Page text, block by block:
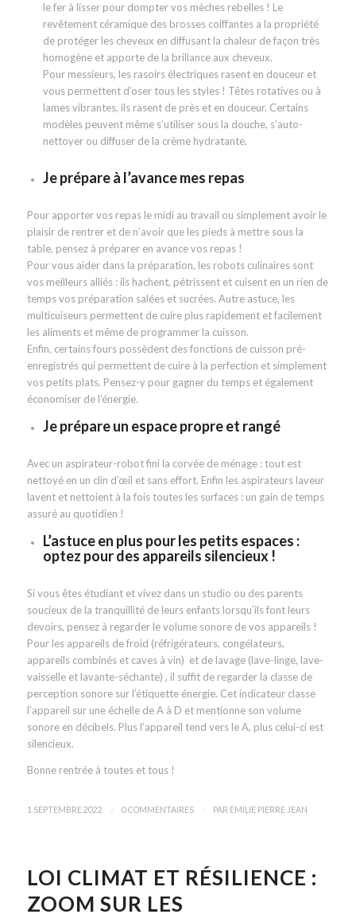
le fer à lisser pour dompter vos mèches rebelles ! Le
revêtement céramique des brosses coiffantes a la propriété
de protéger les cheveux en diffusant la chaleur de façon très
homogène et apporte de la brillance aux cheveux.
Pour messieurs, les rasoirs électriques rasent en douceur et
vous permettent d’oser tous les styles ! Têtes rotatives ou à
lames vibrantes, ils rasent de près et en douceur. Certains
modèles peuvent même s’utiliser sous la douche, s’auto-
nettoyer ou diffuser de la crème hydratante.
Je prépare à l’avance mes repas
Pour apporter vos repas le midi au travail ou simplement avoir le
plaisir de rentrer et de n’avoir que les pieds à mettre sous la
table, pensez à préparer en avance vos repas !
Pour vous aider dans la préparation, les robots culinaires sont
vos meilleurs alliés : ils hachent, pétrissent et cuisent en un rien de
temps vos préparation salées et sucrées. Autre astuce, les
multicuiseurs permettent de cuire plus rapidement et facilement
les aliments et même de programmer la cuisson.
Enfin, certains fours possèdent des fonctions de cuisson pré-
enregistrés qui permettent de cuire à la perfection et simplement
vos petits plats. Pensez-y pour gagner du temps et également
économiser de l’énergie.
Je prépare un espace propre et rangé
Avec un aspirateur-robot fini la corvée de ménage : tout est
nettoyé en un clin d’œil et sans effort. Enfin les aspirateurs laveur
lavent et nettoient à la fois toutes les surfaces : un gain de temps
assuré au quotidien !
L’astuce en plus pour les petits espaces :
optez pour des appareils silencieux !
Si vous êtes étudiant et vivez dans un studio ou des parents
soucieux de la tranquillité de leurs enfants lorsqu’ils font leurs
devoirs, pensez à regarder le volume sonore de vos appareils !
Pour les appareils de froid (réfrigérateurs, congélateurs,
appareils combinés et caves à vin) et de lavage (lave-linge, lave-
vaisselle et lavante-séchante) , il suffit de regarder la classe de
perception sonore sur l’étiquette énergie. Cet indicateur classe
l’appareil sur une échelle de A à D et mentionne son volume
sonore en décibels. Plus l’appareil tend vers le A, plus celui-ci est
silencieux.
Bonne rentrée à toutes et tous !
1 SEPTEMBRE 2022 0 COMMENTAIRES PAR EMILIE PIERRE JEAN
LOI CLIMAT ET RÉSILIENCE :
ZOOM SUR LES